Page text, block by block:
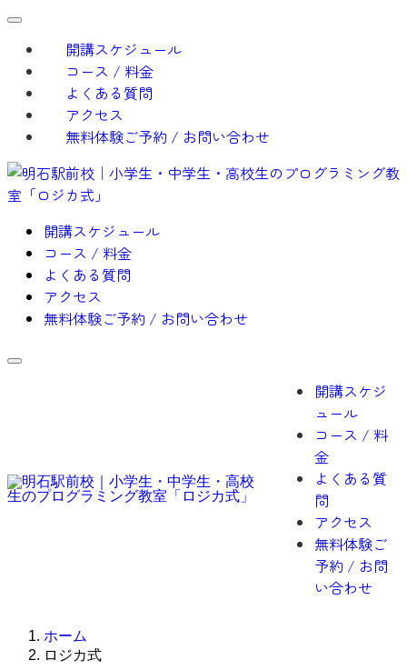
開講スケジュール
コース / 料金
よくある質問
アクセス
無料体験ご予約 / お問い合わせ
開講スケジュール
コース / 料金
よくある質問
アクセス
無料体験ご予約 / お問い合わせ
開講スケジ
ュール
コース / 料
金
よくある質
問
アクセス
無料体験ご
予約 / お問
い合わせ
ホーム
ロジカ式